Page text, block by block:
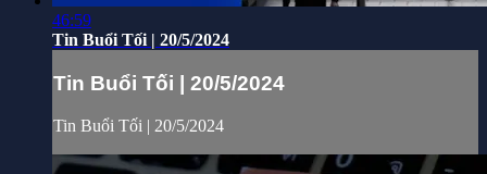
46:59
Tin Buổi Tối | 20/5/2024
Tin Buổi Tối | 20/5/2024
Tin Buổi Tối | 20/5/2024